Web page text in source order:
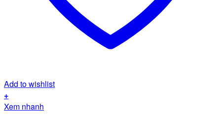
Add to wishlist
+
Xem nhanh